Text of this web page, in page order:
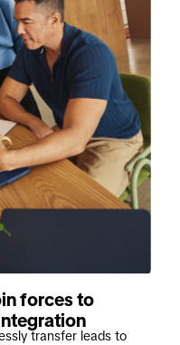
forces to
transfer leads to